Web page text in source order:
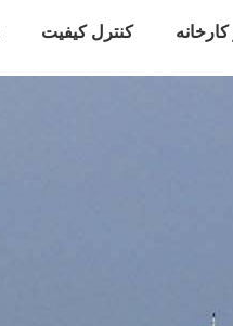
کارخانه کنترل کیفیت